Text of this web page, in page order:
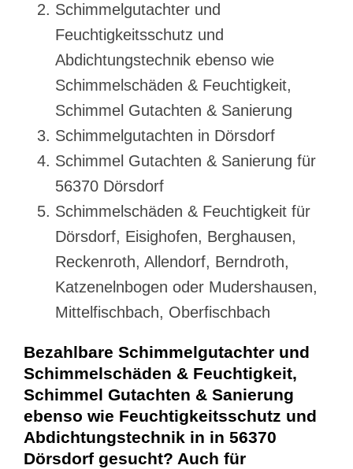
Schimmelgutachter und
Feuchtigkeitsschutz und
Abdichtungstechnik ebenso wie
Schimmelschäden & Feuchtigkeit,
Schimmel Gutachten & Sanierung
Schimmelgutachten in Dörsdorf
Schimmel Gutachten & Sanierung für
56370 Dörsdorf
Schimmelschäden & Feuchtigkeit für
Dörsdorf, Eisighofen, Berghausen,
Reckenroth, Allendorf, Berndroth,
Katzenelnbogen oder Mudershausen,
Mittelfischbach, Oberfischbach
Bezahlbare Schimmelgutachter und
Schimmelschäden & Feuchtigkeit,
Schimmel Gutachten & Sanierung
ebenso wie Feuchtigkeitsschutz und
Abdichtungstechnik in in 56370
Dörsdorf gesucht? Auch für